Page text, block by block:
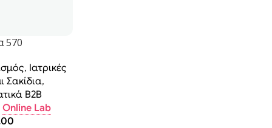
570
, Ιατρικές
Σακίδια,
B2B
Online Lab